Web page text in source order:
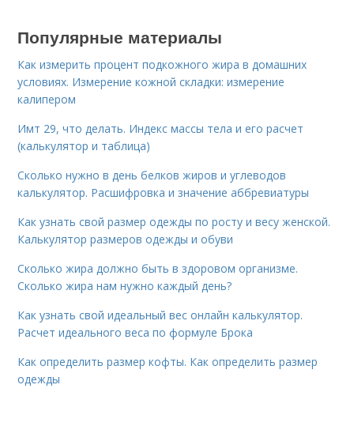
Популярные материалы
Как измерить процент подкожного жира в домашних
условиях. Измерение кожной складки: измерение
калипером
Имт 29, что делать. Индекс массы тела и его расчет
(калькулятор и таблица)
Сколько нужно в день белков жиров и углеводов
калькулятор. Расшифровка и значение аббревиатуры
Как узнать свой размер одежды по росту и весу женской.
Калькулятор размеров одежды и обуви
Сколько жира должно быть в здоровом организме.
Сколько жира нам нужно каждый день?
Как узнать свой идеальный вес онлайн калькулятор.
Расчет идеального веса по формуле Брока
Как определить размер кофты. Как определить размер
одежды